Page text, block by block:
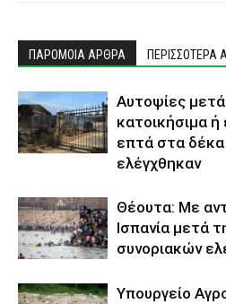
ΠΑΡΟΜΟΙΑ ΑΡΘΡΑ ΠΕΡΙΣΣΟΤΕΡΑ
Αυτοψίες
κατοικήσιμα ή
επτά στα δέκα
ελέγχθηκαν
Θέουτα: Με
Ισπανία μετά
συνοριακών
Υπουργείο